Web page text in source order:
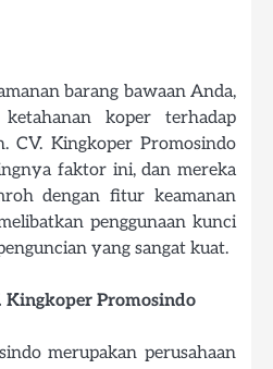
barang bawaan Anda,
koper terhadap
CV. Kingkoper Promosindo
faktor ini, dan mereka
dengan fitur keamanan
penggunaan kunci
yang sangat kuat.
Kingkoper Promosindo
merupakan perusahaan